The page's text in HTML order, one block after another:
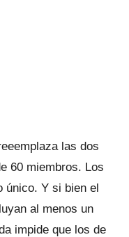
las dos
60 miembros. Los
único. Y si bien el
al menos un
impide que los de